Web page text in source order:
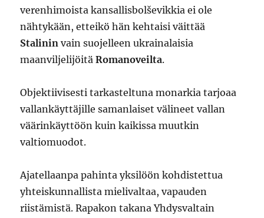
verenhimoista kansallisbolševikkia ei ole
nähtykään, etteikö hän kehtaisi väittää
Stalinin vain suojelleen ukrainalaisia
maanviljelijöitäRomanoveilta.
Objektiivisesti tarkasteltuna monarkia tarjoaa
vallankäyttäjille samanlaiset välineet vallan
väärinkäyttöön kuin kaikissa muutkin
valtiomuodot.
Ajatellaanpa pahinta yksilöön kohdistettua
yhteiskunnallista mielivaltaa, vapauden
riistämistä. Rapakon takana Yhdysvaltain